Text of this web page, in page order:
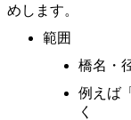
めします。
範囲
橋名・
例えば
く